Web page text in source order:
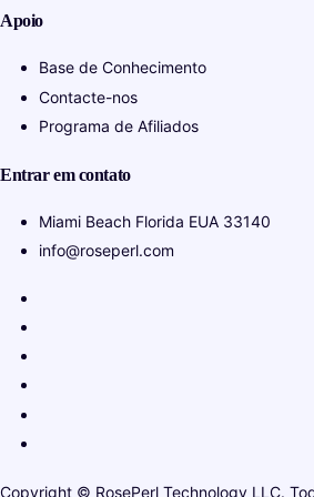
Apoio
Base de Conhecimento
Contacte-nos
Programa de Afiliados
Entrar em contato
Miami Beach Florida EUA 33140
info@roseperl.com
Copyright © RosePerl Technology LLC.